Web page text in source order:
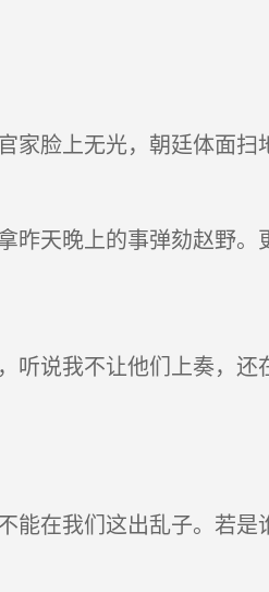
脸上无光，朝廷体面扫
天晚上的事弹劾赵野。
说我不让他们上奏，还
在我们这出乱子。若是